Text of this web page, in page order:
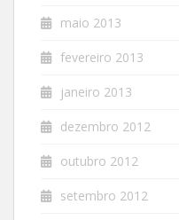
maio 2013
fevereiro 2013
janeiro 2013
dezembro 2012
outubro 2012
setembro 2012